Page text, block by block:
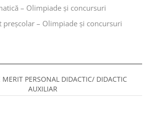
– Olimpiade și concursuri
preşcolar – Olimpiade și concursuri
MERIT PERSONAL DIDACTIC/ DIDACTIC
AUXILIAR